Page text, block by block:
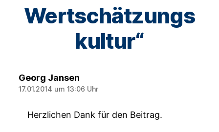
Wertschätzungs
kultur“
Georg Jansen
17.01.2014 um 13:06 Uhr
Herzlichen Dank für den Beitrag.